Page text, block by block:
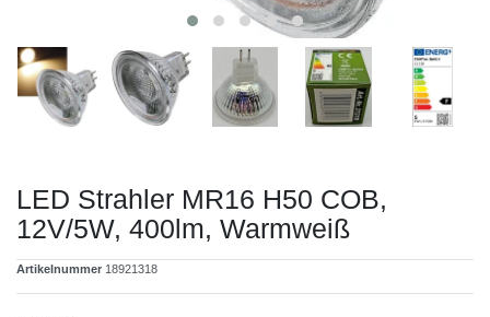
LED Strahler MR16 H50 COB,
12V/5W, 400lm, Warmweiß
Artikelnummer 18921318